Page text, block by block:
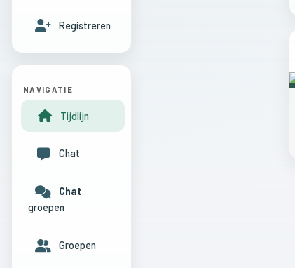
Registreren
NAVIGATIE
Tijdlijn
Chat
Chat
groepen
Groepen